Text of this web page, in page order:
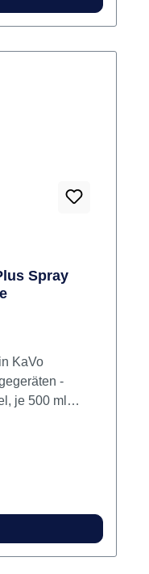
Spray
KaVo
-
je 500 ml